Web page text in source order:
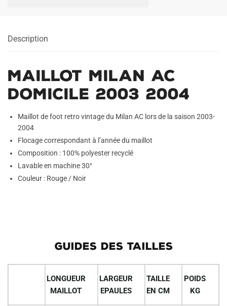
2004
Description
Maillot Milan AC
Domicile 2003 2004
Maillot de foot retro vintage du Milan AC lors de la saison 2003-
2004
Flocage correspondant à l’année du maillot
Composition : 100% polyester recyclé
Lavable en machine 30°
Couleur : Rouge / Noir
GUIDES DES TAILLES
LONGUEUR
MAILLOT
LARGEUR
EPAULES
TAILLE
EN CM
POIDS
KG